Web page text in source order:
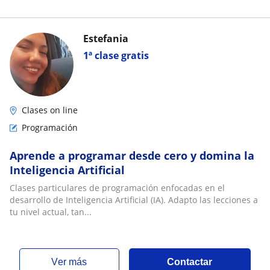
1ª clase gratis
Estefania
Clases on line
Programación
Aprende a programar desde cero y domina la
Inteligencia Artificial
Clases particulares de programación enfocadas en el
desarrollo de Inteligencia Artificial (IA). Adapto las lecciones a
tu nivel actual, tan...
ver más Contactar